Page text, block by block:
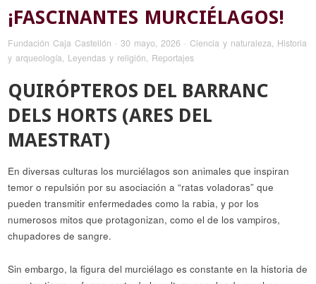
¡FASCINANTES MURCIÉLAGOS!
Fundación Caja Castellón ·30 mayo, 2026 ·Ciencia y naturaleza, Historia
y arqueología, Leyendas y religión, Reportajes
QUIRÓPTEROS DEL BARRANC
DELS HORTS (ARES DEL
MAESTRAT)
En diversas culturas los murciélagos son animales que inspiran
temor o repulsión por su asociación a “ratas voladoras” que
pueden transmitir enfermedades como la rabia, y por los
numerosos mitos que protagonizan, como el de los vampiros,
chupadores de sangre.
Sin embargo, la figura del murciélago es constante en la historia de